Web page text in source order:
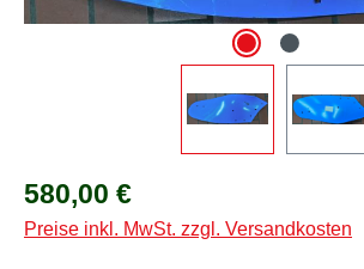
Regulärer Preis:
580,00 €
Preise inkl. MwSt. zzgl. Versandkosten